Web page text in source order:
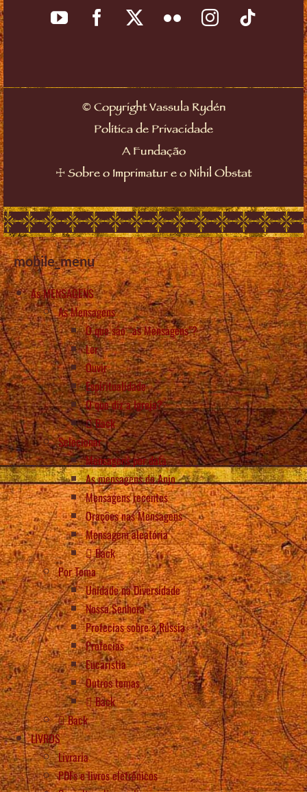
©Copyright Vassula Rydén
Política de Privacidade
A Fundação
☩ Sobre o Imprimatur e o Nihil Obstat
mobile_menu
As MENSAGENS
As Mensagens
O que são “as Mensagens”?
Ler
Ouvir
Espiritualidade
O que diz a Igreja?
Back
Selecionar
Mensagens por data
As mensagens do Anjo
Mensagens recentes
Orações nas Mensagens
Mensagem aleatória
Back
Por Tema
Unidade na Diversidade
Nossa Senhora
Profecias sobre a Rússia
Profecias
Eucaristia
Outros temas
Back
Back
LIVROS
Livraria
PDFs e livros eletrônicos